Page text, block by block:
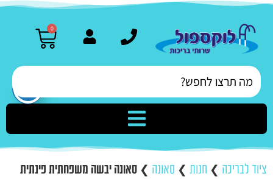
0
ציוד לבריכה ❯ חנות ❯ סאונה ❯ סאונה יבשה משפחתית פינתית